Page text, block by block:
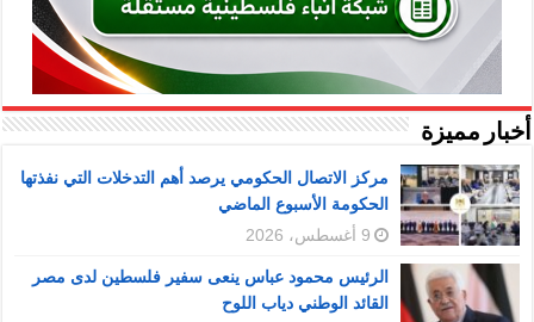
أخبار مميزة
مركز الاتصال الحكومي يرصد أهم التدخلات التي نفذتها
الحكومة الأسبوع الماضي
9 أغسطس، 2026
الرئيس محمود عباس ينعى سفير فلسطين لدى مصر
القائد الوطني دياب اللوح